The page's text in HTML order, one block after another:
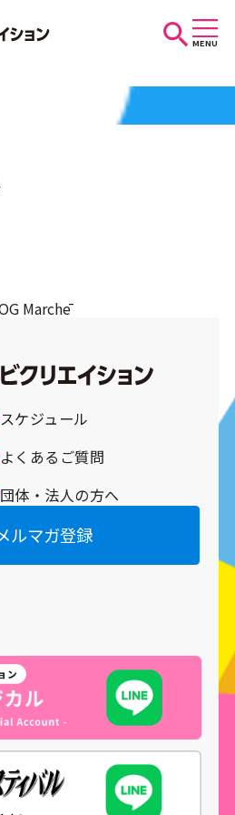
MENU
ルマガ登録
Marchē
スケジュール
よくあるご質問
団体・法人の方へ
ルマガ登録